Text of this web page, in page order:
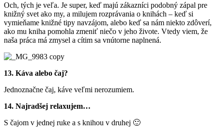
Och, tých je veľa. Je super, keď majú zákazníci podobný zápal pre
knižný svet ako my, a milujem rozprávania o knihách – keď si
vymieňame knižné tipy navzájom, alebo keď sa nám niekto zdôverí,
ako mu kniha pomohla zmeniť niečo v jeho živote. Vtedy viem, že
naša práca má zmysel a cítim sa vnútorne naplnená.
13. Káva alebo čaj?
Jednoznačne čaj, káve veľmi nerozumiem.
14. Najradšej relaxujem…
S čajom v jednej ruke a s knihou v druhej 🙂